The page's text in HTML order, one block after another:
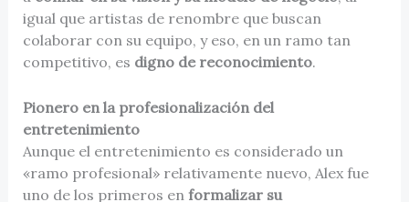
igual que artistas de renombre que buscan
colaborar con su equipo, y eso, en un ramo tan
competitivo, es digno de reconocimiento.
Pionero en la profesionalización del
entretenimiento
Aunque el entretenimiento es considerado un
«ramo profesional» relativamente nuevo, Alex fue
uno de los primeros en formalizar su